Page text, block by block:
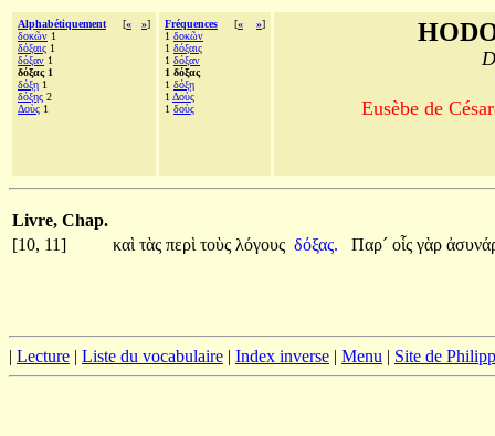
Alphabétiquement [« »]
δοκῶν 1
δόξαις 1
δόξαν 1
δόξας 1
δόξῃ 1
δόξης 2
Δοὺς 1
Fréquences [« »]
1 δοκῶν
1 δόξαις
1 δόξαν
1 δόξας
1 δόξῃ
1 Δοὺς
1 δοὺς Eusèbe de
Livre, Chap.
[10, 11]
καὶ τὰς περὶ τοὺς λόγους δόξας. Παρ´ οἷς γὰρ
| Lecture | Liste du vocabulaire | Index inverse | Menu | Site de